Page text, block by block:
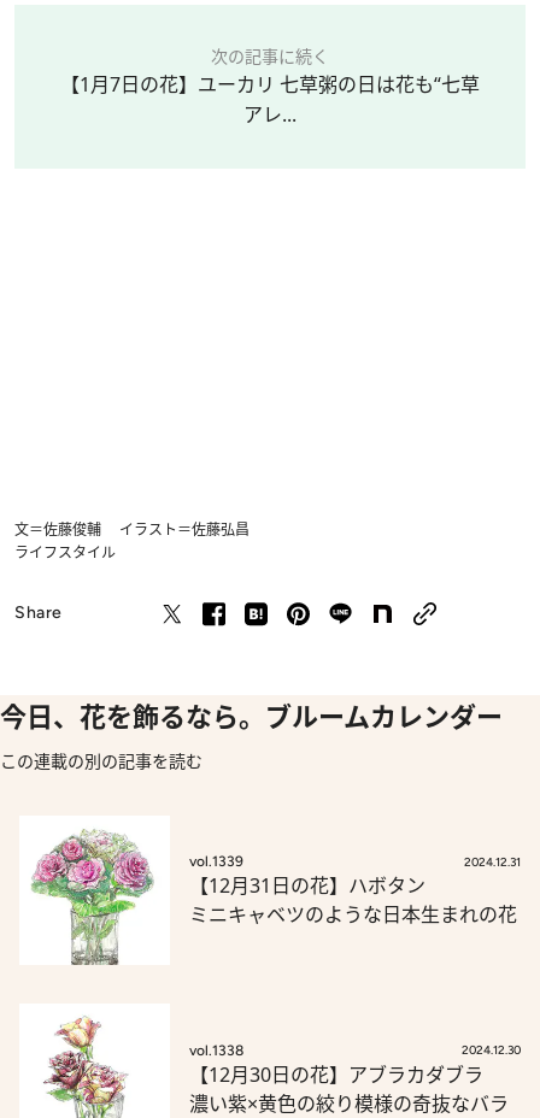
次の記事に続く
【1月7日の花】ユーカリ 七草粥の日は花も“七草
アレ...
文＝佐藤俊輔 イラスト＝佐藤弘昌
ライフスタイル
Share
今日、花を飾るなら。ブルームカレンダー
この連載の別の記事を読む
vol.1339 2024.12.31
【12月31日の花】ハボタン
ミニキャベツのような日本生まれの花
vol.1338 2024.12.30
【12月30日の花】アブラカダブラ
濃い紫×黄色の絞り模様の奇抜なバラ